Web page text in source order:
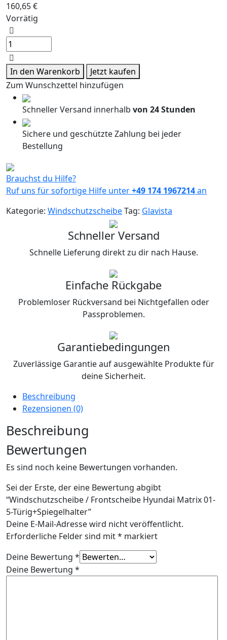
160,65€
Vorrätig
Windschutzscheibe
Frontscheibe
Hyundai
Matrix
01-
Türig+Spiegelhalter
Menge
In den Warenkorb
Jetzt kaufen
Zum Wunschzettel hinzufügen
Schneller Versand innerhalb von 24 Stunden
Sichere und geschützte Zahlung bei jeder
Bestellung
Brauchst du Hilfe?
Ruf uns für sofortige Hilfe unter+49 174 1967214an
Kategorie: WindschutzscheibeTag: Glavista
Schneller Versand
Schnelle Lieferung direkt zu dir nach Hause.
Einfache Rückgabe
Problemloser Rückversand bei Nichtgefallen oder
Passproblemen.
Garantiebedingungen
Zuverlässige Garantie auf ausgewählte Produkte für
deine Sicherheit.
Beschreibung
Rezensionen (0)
Beschreibung
Bewertungen
Es sind noch keine Bewertungen vorhanden.
Sei der Erste, der eine Bewertung abgibt
“Windschutzscheibe / Frontscheibe Hyundai Matrix 01-
5-Türig+Spiegelhalter”
Deine E-Mail-Adresse wird nicht veröffentlicht.
Erforderliche Felder sind mit* markiert
Deine Bewertung *
Deine Bewertung *